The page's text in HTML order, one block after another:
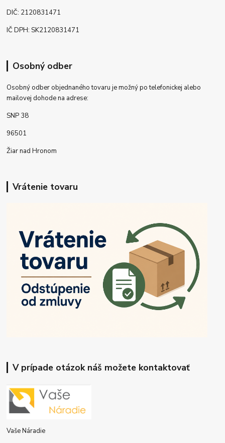
DIČ: 2120831471
IČ DPH: SK2120831471
Osobný odber
Osobný odber objednaného tovaru je možný po telefonickej alebo
mailovej dohode na adrese:
SNP 38
96501
Žiar nad Hronom
Vrátenie tovaru
V prípade otázok náš možete kontaktovať
Vaše Náradie